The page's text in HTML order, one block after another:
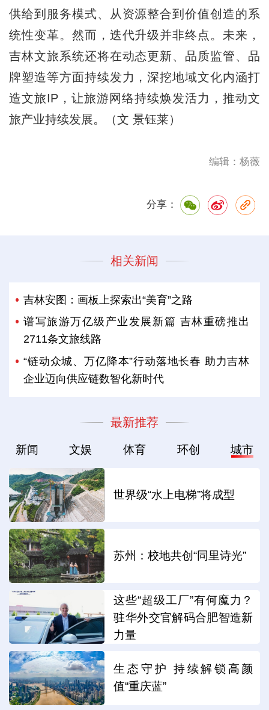
供给到服务模式、从资源整合到价值创造的系
统性变革。然而，迭代升级并非终点。未来，
吉林文旅系统还将在动态更新、品质监管、品
牌塑造等方面持续发力，深挖地域文化内涵打
造文旅IP，让旅游网络持续焕发活力，推动文
旅产业持续发展。（文 景钰莱）
编辑：杨薇
分享：
相关新闻
吉林安图：画板上探索出“美育”之路
谱写旅游万亿级产业发展新篇 吉林重磅推出
2711条文旅线路
“链动众城、万亿降本”行动落地长春 助力吉林
企业迈向供应链数智化新时代
最新推荐
新闻 文娱 体育 环创 城市
世界级“水上电梯”将成型
苏州：校地共创“同里诗光”
这些“超级工厂”有何魔力？
驻华外交官解码合肥智造新
力量
生态守护 持续解锁高颜
值“重庆蓝”